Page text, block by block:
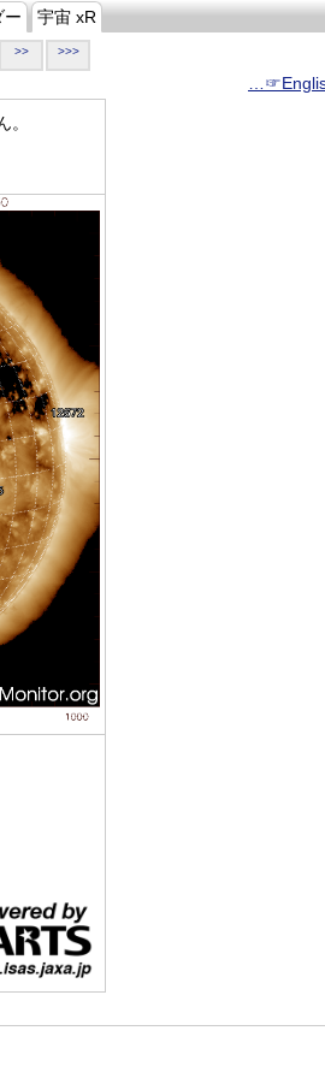
ー 宇宙 xR
>> >>>
。